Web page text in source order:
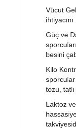
Vücut
Güç ve
besini
Kilo
sporcular
tozu,
Laktoz